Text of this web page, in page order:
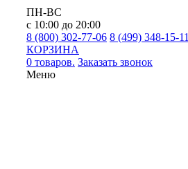
ПН-ВС
с 10:00 до 20:00
8 (800) 302-77-06 8 (499) 348-15-11
КОРЗИНА
0 товаров. Заказать звонок
Меню